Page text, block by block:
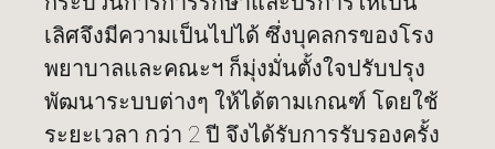
เลิศจึงมีความเป็นไปได้ ซึ่งบุคลกรของโรง
พยาบาลและคณะฯ ก็มุ่งมั่นตั้งใจปรับปรุง
พัฒนาระบบต่างๆ ให้ได้ตามเกณฑ์ โดยใช้
ระยะเวลา กว่า 2 ปี จึงได้รับการรับรองครั้ง